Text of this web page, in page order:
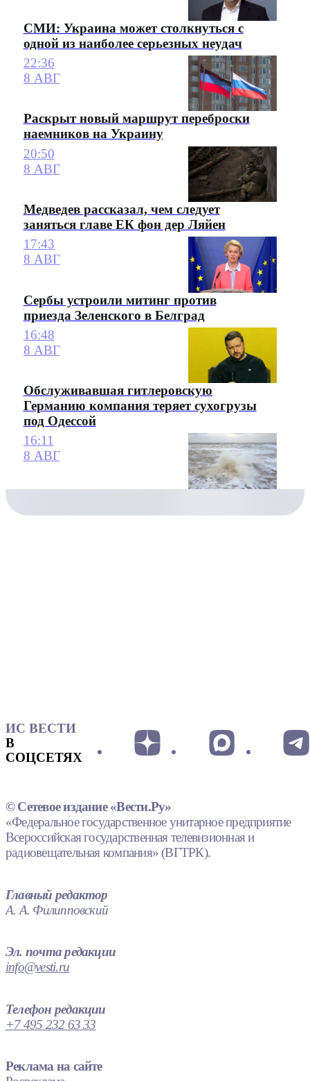
СМИ: Украина может столкнуться с
одной из наиболее серьезных неудач
22:36
8 АВГ
Раскрыт новый маршрут переброски
наемников на Украину
20:50
8 АВГ
Медведев рассказал, чем следует
заняться главе ЕК фон дер Ляйен
17:43
8 АВГ
Сербы устроили митинг против
приезда Зеленского в Белград
16:48
8 АВГ
Обслуживавшая гитлеровскую
Германию компания теряет сухогрузы
под Одессой
16:11
8 АВГ
ИС ВЕСТИ
В
СОЦСЕТЯХ
© Сетевое издание «Вести.Ру»
«Федеральное государственное унитарное предприятие
Всероссийская государственная телевизионная и
радиовещательная компания» (ВГТРК).
Главный редактор
А. А. Филипповский
Эл. почта редакции
info@vesti.ru
Телефон редакции
+7 495 232 63 33
Реклама на сайте